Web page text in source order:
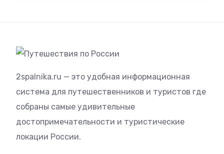
2spalnika.ru — это удобная информационная
система для путешественников и туристов где
собраны самые удивительные
достопримечательности и туристические
локации России.